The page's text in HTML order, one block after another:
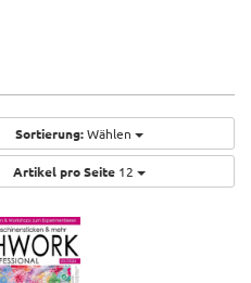
Sortierung: Wählen
Artikel pro Seite 12